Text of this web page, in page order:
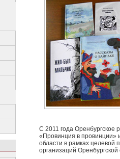
С 2011 года Оренбургское
«Провинция в провинции»
области в рамках целевой
организаций